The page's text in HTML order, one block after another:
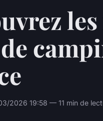
2026 19:58 — 11 min de